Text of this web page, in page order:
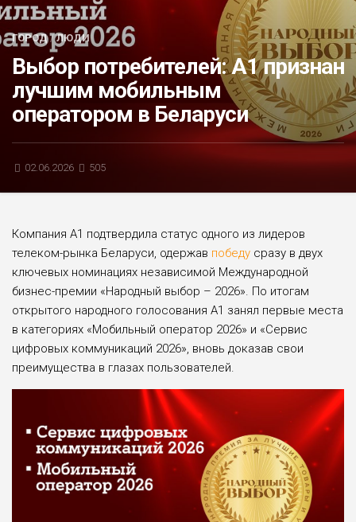
БЛИЦ-ОПРОС
АФИША
ГОРОД/ЛЮДИ
Выбор потребителей: А1 признан
лучшим мобильным
оператором в Беларуси
02.06.2026 505
Компания А1 подтвердила статус одного из лидеров
телеком-рынка Беларуси, одержав победу сразу в двух
ключевых номинациях независимой Международной
бизнес-премии «Народный выбор – 2026». По итогам
открытого народного голосования А1 занял первые места
в категориях «Мобильный оператор 2026» и «Сервис
цифровых коммуникаций 2026», вновь доказав свои
преимущества в глазах пользователей.